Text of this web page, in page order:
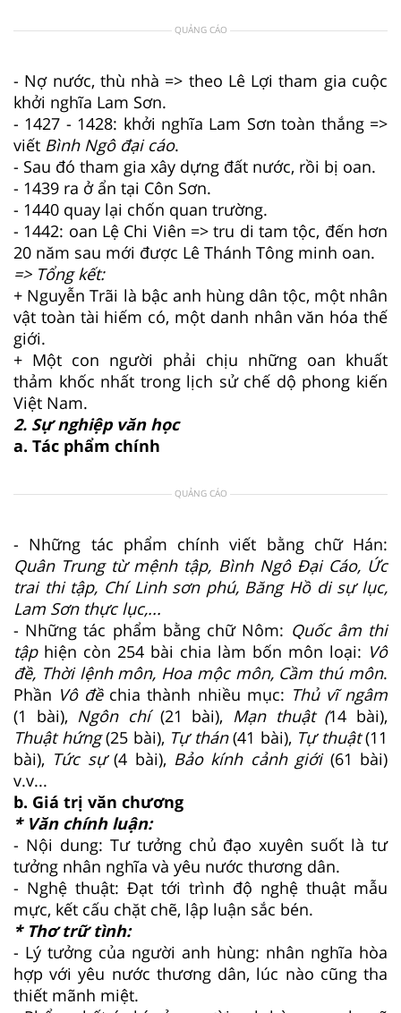
QUẢNG CÁO
- Nợ nước, thù nhà => theo Lê Lợi tham gia cuộc
khởi nghĩa Lam Sơn.
- 1427 - 1428: khởi nghĩa Lam Sơn toàn thắng =>
viết Bình Ngô đại cáo.
- Sau đó tham gia xây dựng đất nước, rồi bị oan.
- 1439 ra ở ẩn tại Côn Sơn.
- 1440 quay lại chốn quan trường.
- 1442: oan Lệ Chi Viên => tru di tam tộc, đến hơn
20 năm sau mới được Lê Thánh Tông minh oan.
=> Tổng kết:
+ Nguyễn Trãi là bậc anh hùng dân tộc, một nhân
vật toàn tài hiếm có, một danh nhân văn hóa thế
giới.
+ Một con người phải chịu những oan khuất
thảm khốc nhất trong lịch sử chế dộ phong kiến
Việt Nam.
2. Sự nghiệp văn học
a. Tác phẩm chính
QUẢNG CÁO
- Những tác phẩm chính viết bằng chữ Hán:
Quân Trung từ mệnh tập, Bình Ngô Đại Cáo, Ức
trai thi tập, Chí Linh sơn phú, Băng Hồ di sự lục,
Lam Sơn thực lục,...
- Những tác phẩm bằng chữ Nôm: Quốc âm thi
tậphiện còn 254 bài chia làm bốn môn loại: Vô
đề, Thời lệnh môn, Hoa mộc môn, Cầm thú môn.
Phần Vô đềchia thành nhiều mục: Thủ vĩ ngâm
(1 bài), Ngôn chí(21 bài), Mạn thuật (14 bài),
Thuật hứng(25 bài), Tự thán(41 bài), Tự thuật(11
bài), Tức sự(4 bài), Bảo kính cảnh giới(61 bài)
v.v...
b. Giá trị văn chương
* Văn chính luận:
- Nội dung: Tư tưởng chủ đạo xuyên suốt là tư
tưởng nhân nghĩa và yêu nước thương dân.
- Nghệ thuật: Đạt tới trình độ nghệ thuật mẫu
mực, kết cấu chặt chẽ, lập luận sắc bén.
* Thơ trữ tình:
- Lý tưởng của người anh hùng: nhân nghĩa hòa
hợp với yêu nước thương dân, lúc nào cũng tha
thiết mãnh miệt.